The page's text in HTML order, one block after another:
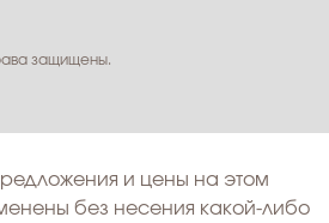
защищены.
и цены на этом
без несения какой-либо